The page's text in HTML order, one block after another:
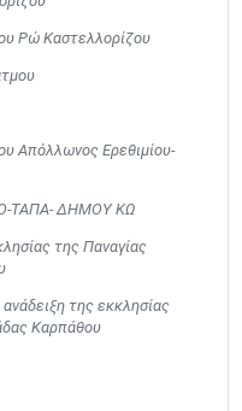
Ρώ Καστελλορίζου
Απόλλωνος Ερεθιμίου-
ΤΑΠΑ- ΔΗΜΟΥ ΚΩ
της Παναγίας
της εκκλησίας
Καρπάθου